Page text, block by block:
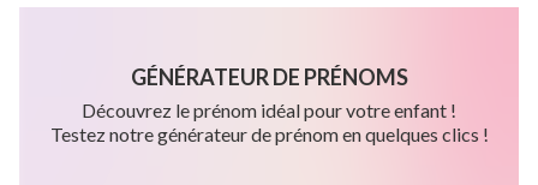
GÉNÉRATEUR DE PRÉNOMS
Découvrez le prénom idéal pour votre enfant !
Testez notre générateur de prénom en quelques clics !